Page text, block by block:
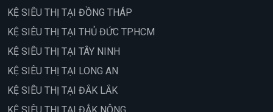
KỆ SIÊU THỊ TẠI ĐỒNG THÁP
KỆ SIÊU THỊ TẠI THỦ ĐỨC TPHCM
KỆ SIÊU THỊ TẠI TÂY NINH
KỆ SIÊU THỊ TẠI LONG AN
KỆ SIÊU THỊ TẠI ĐẮK LẮK